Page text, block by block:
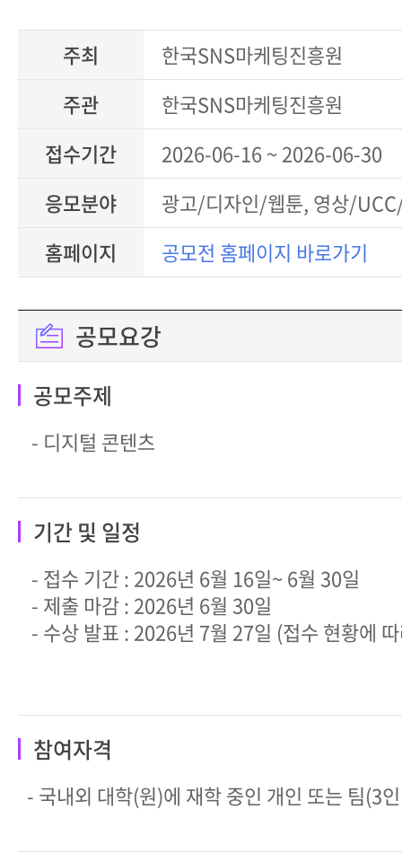
주최
한국SNS마케팅진흥원
주관
한국SNS마케팅진흥원
접수기간
2026-06-16 ~ 2026-06-30
응모분야
광고/디자인/웹툰, 영상/
홈페이지
공모전 홈페이지 바로가기
공모요강
공모주제
- 디지털 콘텐츠
기간 및 일정
- 접수 기간 : 2026년 6월 16일~ 6월 30일
- 제출 마감 : 2026년 6월 30일
- 수상 발표 : 2026년 7월 27일 (접수 현황에
참여자격
- 국내외 대학(원)에 재학 중인 개인 또는 팀(3